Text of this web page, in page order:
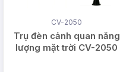
CV-2050
Trụ đèn cảnh quan năng
lượng mặt trời CV-2050